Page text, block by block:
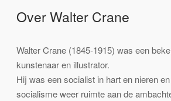
Over Walter Crane
Walter Crane (1845-1915) was een
kunstenaar en illustrator.
Hij was een socialist in hart en nieren
socialisme weer ruimte aan de